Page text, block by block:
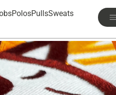
PolosPullsSweats